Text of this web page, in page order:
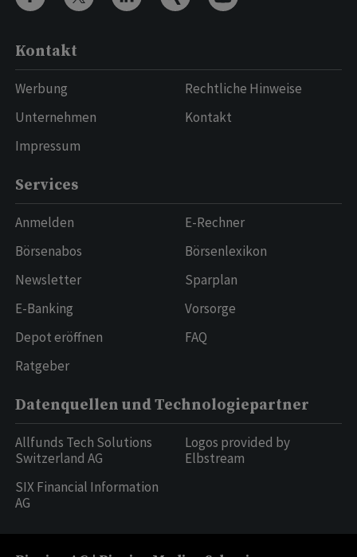
Kontakt
Werbung
Unternehmen
Impressum
Rechtliche Hinweise
Kontakt
Services
Anmelden
Börsenabos
Newsletter
E-Banking
Depot eröffnen
Ratgeber
E-Rechner
Börsenlexikon
Sparplan
Vorsorge
FAQ
Datenquellen und Technologiepartner
Allfunds Tech Solutions
Switzerland AG
SIX Financial Information
AG
Logos provided by
Elbstream